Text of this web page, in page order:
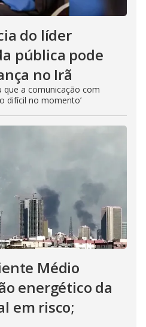
do líder
pública pode
no Irã
que a comunicação com
difícil no momento’
Médio
energético da
em risco;